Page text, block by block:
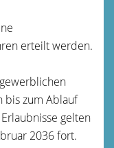
erteilt werden.
bis zum Ablauf
gelten
2036 fort.